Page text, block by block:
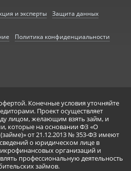
и эксперты Защита данных
Политика конфиденциальности
Конечные условия уточняйте
Проект осуществляет
лицом, желающим взять займ, и
которые на основании ФЗ «О
от 21.12.2013 № 353-ФЗ имеют
о юридическом лице в
организаций и
профессиональную деятельность
займов.